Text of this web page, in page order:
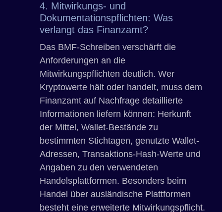
4. Mitwirkungs- und
Dokumentationspflichten: Was
verlangt das Finanzamt?
Das BMF-Schreiben verschärft die
Anforderungen an die
Mitwirkungspflichten deutlich. Wer
Kryptowerte hält oder handelt, muss dem
Finanzamt auf Nachfrage detaillierte
Informationen liefern können: Herkunft
der Mittel, Wallet-Bestände zu
bestimmten Stichtagen, genutzte Wallet-
Adressen, Transaktions-Hash-Werte und
Angaben zu den verwendeten
Handelsplattformen. Besonders beim
Handel über ausländische Plattformen
besteht eine erweiterte Mitwirkungspflicht.